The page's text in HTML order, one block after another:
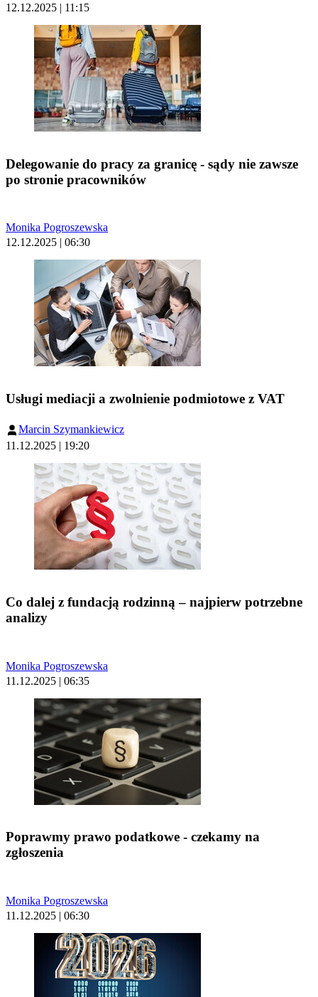
12.12.2025 | 11:15
Delegowanie do pracy za granicę - sądy nie zawsze
po stronie pracowników
Monika Pogroszewska
12.12.2025 | 06:30
Usługi mediacji a zwolnienie podmiotowe z VAT
Marcin Szymankiewicz
11.12.2025 | 19:20
Co dalej z fundacją rodzinną – najpierw potrzebne
analizy
Monika Pogroszewska
11.12.2025 | 06:35
Poprawmy prawo podatkowe - czekamy na
zgłoszenia
Monika Pogroszewska
11.12.2025 | 06:30